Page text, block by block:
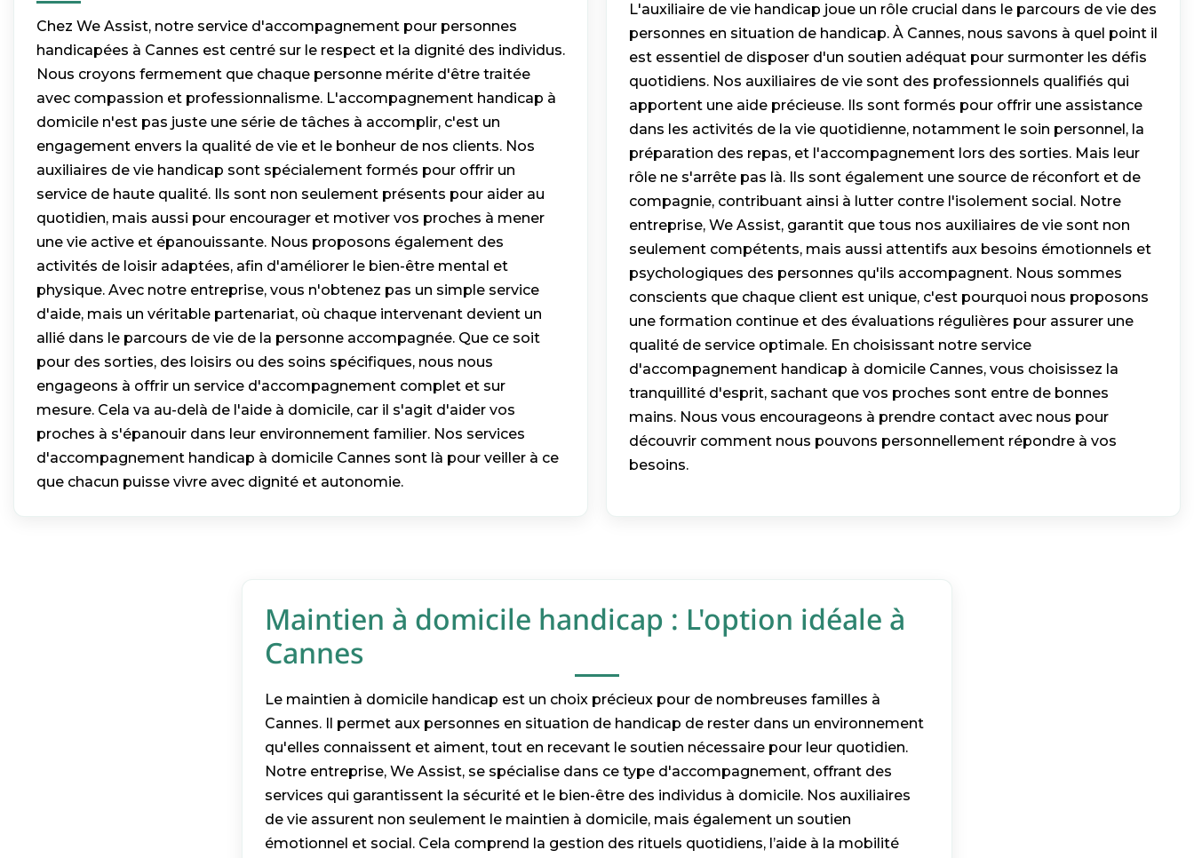
Chez We Assist, notre service d'accompagnement pour personnes
handicapées à Cannes est centré sur le respect et la dignité des individus.
Nous croyons fermement que chaque personne mérite d'être traitée
avec compassion et professionnalisme. L'accompagnement handicap à
domicile n'est pas juste une série de tâches à accomplir, c'est un
engagement envers la qualité de vie et le bonheur de nos clients. Nos
auxiliaires de vie handicap sont spécialement formés pour offrir un
service de haute qualité. Ils sont non seulement présents pour aider au
quotidien, mais aussi pour encourager et motiver vos proches à mener
une vie active et épanouissante. Nous proposons également des
activités de loisir adaptées, afin d'améliorer le bien-être mental et
physique. Avec notre entreprise, vous n'obtenez pas un simple service
d'aide, mais un véritable partenariat, où chaque intervenant devient un
allié dans le parcours de vie de la personne accompagnée. Que ce soit
pour des sorties, des loisirs ou des soins spécifiques, nous nous
engageons à offrir un service d'accompagnement complet et sur
mesure. Cela va au-delà de l'aide à domicile, car il s'agit d'aider vos
proches à s'épanouir dans leur environnement familier. Nos services
d'accompagnement handicap à domicile Cannes sont là pour veiller à ce
que chacun puisse vivre avec dignité et autonomie.
L'auxiliaire de vie handicap joue un rôle crucial dans le parcours de vie des
personnes en situation de handicap. À Cannes, nous savons à quel point il
est essentiel de disposer d'un soutien adéquat pour surmonter les défis
quotidiens. Nos auxiliaires de vie sont des professionnels qualifiés qui
apportent une aide précieuse. Ils sont formés pour offrir une assistance
dans les activités de la vie quotidienne, notamment le soin personnel, la
préparation des repas, et l'accompagnement lors des sorties. Mais leur
rôle ne s'arrête pas là. Ils sont également une source de réconfort et de
compagnie, contribuant ainsi à lutter contre l'isolement social. Notre
entreprise, We Assist, garantit que tous nos auxiliaires de vie sont non
seulement compétents, mais aussi attentifs aux besoins émotionnels et
psychologiques des personnes qu'ils accompagnent. Nous sommes
conscients que chaque client est unique, c'est pourquoi nous proposons
une formation continue et des évaluations régulières pour assurer une
qualité de service optimale. En choisissant notre service
d'accompagnement handicap à domicile Cannes, vous choisissez la
tranquillité d'esprit, sachant que vos proches sont entre de bonnes
mains. Nous vous encourageons à prendre contact avec nous pour
découvrir comment nous pouvons personnellement répondre à vos
besoins.
Maintien à domicile handicap : L'option idéale à
Cannes
Le maintien à domicile handicap est un choix précieux pour de nombreuses familles à
Cannes. Il permet aux personnes en situation de handicap de rester dans un environnement
qu'elles connaissent et aiment, tout en recevant le soutien nécessaire pour leur quotidien.
Notre entreprise, We Assist, se spécialise dans ce type d'accompagnement, offrant des
services qui garantissent la sécurité et le bien-être des individus à domicile. Nos auxiliaires
de vie assurent non seulement le maintien à domicile, mais également un soutien
émotionnel et social. Cela comprend la gestion des rituels quotidiens, l’aide à la mobilité